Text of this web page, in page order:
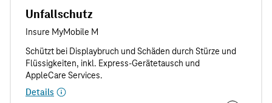
Unfallschutz
Details